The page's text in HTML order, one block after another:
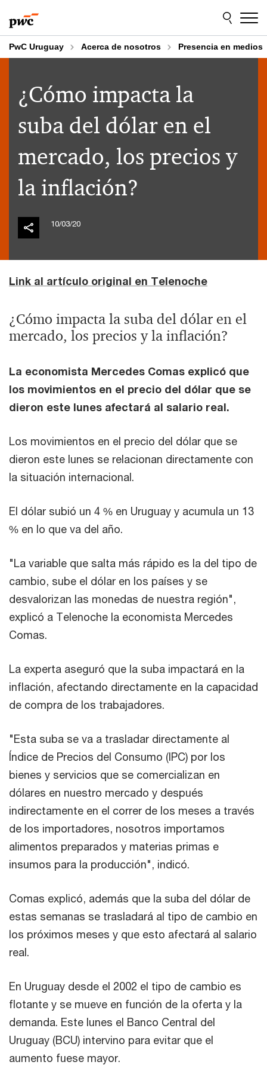
to
content
to
footer
PwC Uruguay Acerca de nosotros Presencia en medios
¿Cómo impacta la
suba del dólar en el
mercado, los precios y
la inflación?
10/03/20
Link al artículo original en Telenoche
¿Cómo impacta la suba del dólar en el
mercado, los precios y la inflación?
La economista Mercedes Comas explicó que
los movimientos en el precio del dólar que se
dieron este lunes afectará al salario real.
Los movimientos en el precio del dólar que se
dieron este lunes se relacionan directamente con
la situación internacional.
El dólar subió un 4 % en Uruguay y acumula un 13
% en lo que va del año.
"La variable que salta más rápido es la del tipo de
cambio, sube el dólar en los países y se
desvalorizan las monedas de nuestra región",
explicó a Telenoche la economista Mercedes
Comas.
La experta aseguró que la suba impactará en la
inflación, afectando directamente en la capacidad
de compra de los trabajadores.
"Esta suba se va a trasladar directamente al
Índice de Precios del Consumo (IPC) por los
bienes y servicios que se comercializan en
dólares en nuestro mercado y después
indirectamente en el correr de los meses a través
de los importadores, nosotros importamos
alimentos preparados y materias primas e
insumos para la producción", indicó.
Comas explicó, además que la suba del dólar de
estas semanas se trasladará al tipo de cambio en
los próximos meses y que esto afectará al salario
real.
En Uruguay desde el 2002 el tipo de cambio es
flotante y se mueve en función de la oferta y la
demanda. Este lunes el Banco Central del
Uruguay (BCU) intervino para evitar que el
aumento fuese mayor.